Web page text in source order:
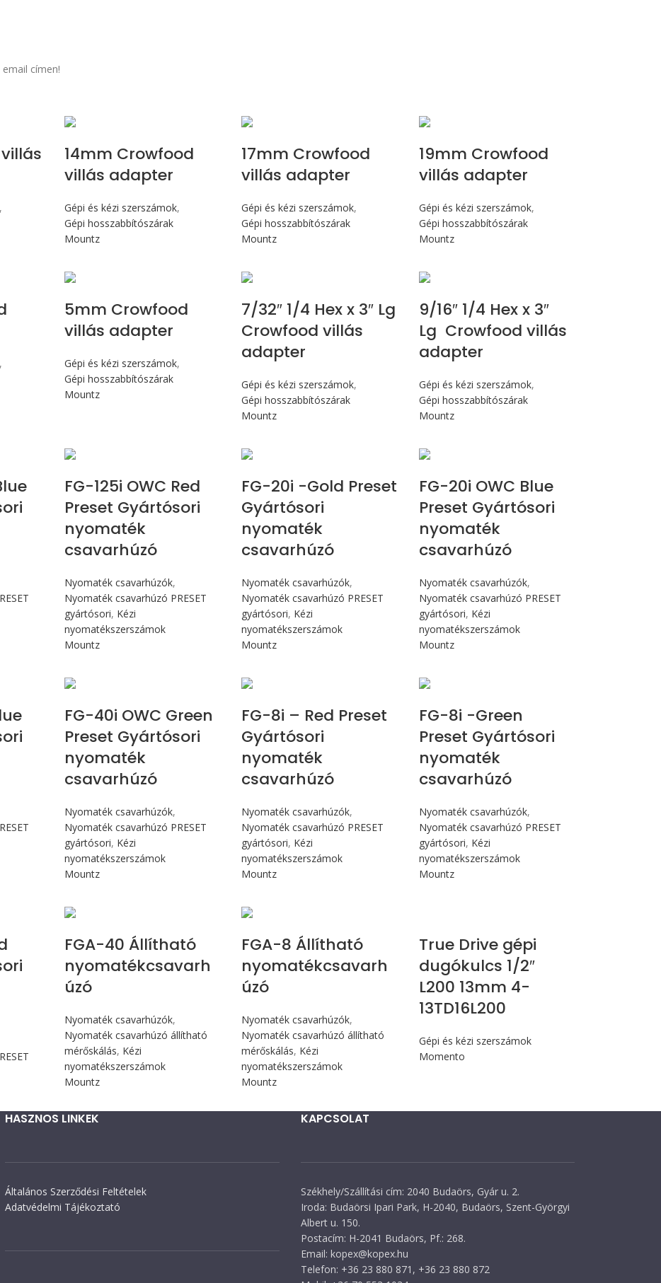
email címen!
,
14mm Crowfood
villás adapter
Gépi és kézi szerszámok,
Gépi hosszabbítószárak
Mountz
17mm Crowfood
villás adapter
Gépi és kézi szerszámok,
Gépi hosszabbítószárak
Mountz
19mm Crowfood
villás adapter
Gépi és kézi szerszámok,
Gépi hosszabbítószárak
Mountz
,
5mm Crowfood
villás adapter
Gépi és kézi szerszámok,
Gépi hosszabbítószárak
Mountz
7/32″ 1/4 Hex x 3″ Lg
Crowfood villás
adapter
Gépi és kézi szerszámok,
Gépi hosszabbítószárak
Mountz
9/16″ 1/4 Hex x 3″
Lg Crowfood villás
adapter
Gépi és kézi szerszámok,
Gépi hosszabbítószárak
Mountz
FG-125i OWC Red
Preset Gyártósori
nyomaték
csavarhúzó
Nyomaték csavarhúzók,
Nyomaték csavarhúzó PRESET
gyártósori, Kézi
nyomatékszerszámok
Mountz
FG-20i -Gold Preset
Gyártósori
nyomaték
csavarhúzó
Nyomaték csavarhúzók,
Nyomaték csavarhúzó PRESET
gyártósori, Kézi
nyomatékszerszámok
Mountz
FG-20i OWC Blue
Preset Gyártósori
nyomaték
csavarhúzó
Nyomaték csavarhúzók,
Nyomaték csavarhúzó PRESET
gyártósori, Kézi
nyomatékszerszámok
Mountz
FG-40i OWC Green
Preset Gyártósori
nyomaték
csavarhúzó
Nyomaték csavarhúzók,
Nyomaték csavarhúzó PRESET
gyártósori, Kézi
nyomatékszerszámok
Mountz
FG-8i – Red Preset
Gyártósori
nyomaték
csavarhúzó
Nyomaték csavarhúzók,
Nyomaték csavarhúzó PRESET
gyártósori, Kézi
nyomatékszerszámok
Mountz
FG-8i -Green
Preset Gyártósori
nyomaték
csavarhúzó
Nyomaték csavarhúzók,
Nyomaték csavarhúzó PRESET
gyártósori, Kézi
nyomatékszerszámok
Mountz
FGA-40 Állítható
nyomatékcsavarh
úzó
Nyomaték csavarhúzók,
Nyomaték csavarhúzó állítható
mérőskálás, Kézi
nyomatékszerszámok
Mountz
FGA-8 Állítható
nyomatékcsavarh
úzó
Nyomaték csavarhúzók,
Nyomaték csavarhúzó állítható
mérőskálás, Kézi
nyomatékszerszámok
Mountz
True Drive gépi
dugókulcs 1/2″
L200 13mm 4-
13TD16L200
Gépi és kézi szerszámok
Momento
HASZNOS LINKEK
Általános Szerződési Feltételek
Adatvédelmi Tájékoztató
KAPCSOLAT
Székhely/Szállítási cím: 2040 Budaörs, Gyár u. 2.
Iroda: Budaörsi Ipari Park, H-2040, Budaörs, Szent-Györgyi
Albert u. 150.
Postacím: H-2041 Budaörs, Pf.: 268.
Email: kopex@kopex.hu
Telefon: +36 23 880 871, +36 23 880 872